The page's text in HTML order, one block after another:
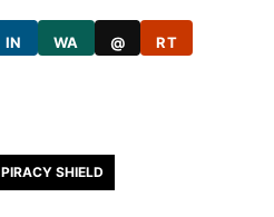
IN WA @ RT
PIRACY SHIELD